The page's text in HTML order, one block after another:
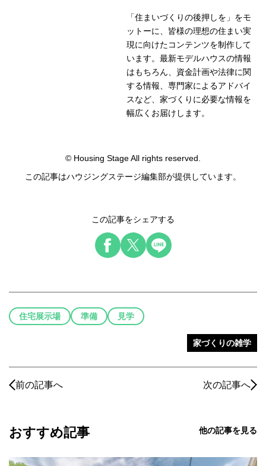
「住まいづくりの後押しを」をモ
ットーに、皆様の理想の住まい実
現に向けたコンテンツを制作して
います。最新モデルハウスの情報
はもちろん、資金計画や法律に関
する情報、専門家によるアドバイ
スなど、家づくりに必要な情報を
幅広くお届けします。
© Housing Stage All rights reserved.
この記事はハウジングステージ編集部が提供しています。
この記事をシェアする
住宅展示場 準備 見学
家づくりの雑学
前の記事へ 次の記事へ
おすすめ記事 他の記事を見る